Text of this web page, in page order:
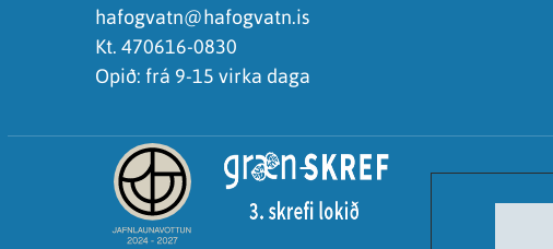
hafogvatn@hafogvatn.is
Kt. 470616-0830
Opið: frá 9-15 virka daga